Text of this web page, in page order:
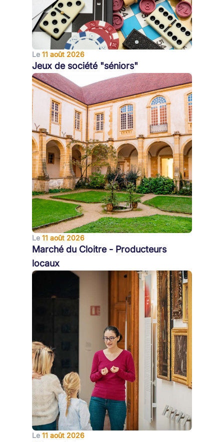
Le 11 août 2026
Jeux de société "séniors"
Le 11 août 2026
Marché du Cloitre - Producteurs
locaux
Le 11 août 2026